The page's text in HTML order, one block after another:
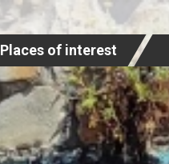
Places of interest